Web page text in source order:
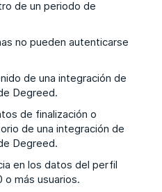
de un periodo de
no pueden autenticarse
de una integración de
Degreed.
de finalización o
de una integración de
Degreed.
en los datos del perfil
o más usuarios.